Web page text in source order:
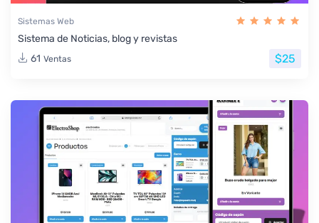
Sistemas Web
Sistema de Noticias, blog y revistas
61 Ventas $25